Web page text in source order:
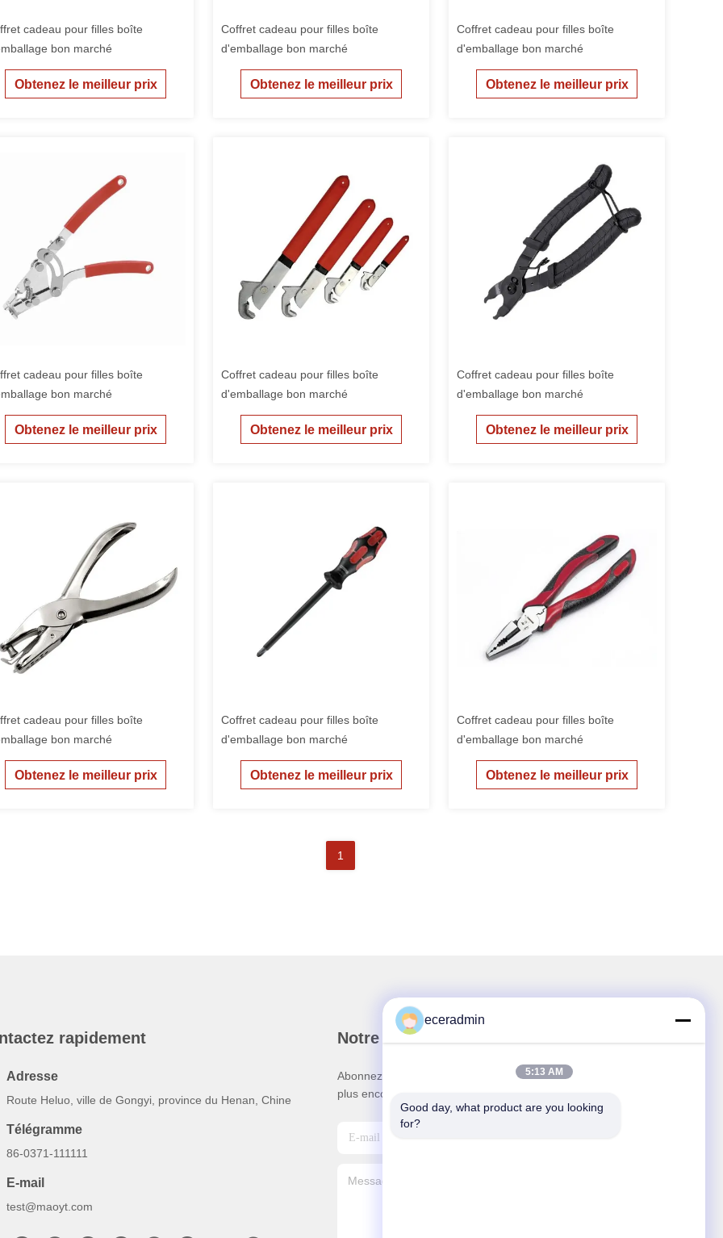
cadeau pour filles boîte
bon marché
Obtenez le meilleur prix
Coffret cadeau pour filles boîte
d'emballage bon marché
Obtenez le meilleur prix
Coffret cadeau pour filles boîte
d'emballage bon marché
Obtenez le meilleur prix
cadeau pour filles boîte
bon marché
Obtenez le meilleur prix
Coffret cadeau pour filles boîte
d'emballage bon marché
Obtenez le meilleur prix
Coffret cadeau pour filles boîte
d'emballage bon marché
Obtenez le meilleur prix
cadeau pour filles boîte
bon marché
Obtenez le meilleur prix
Coffret cadeau pour filles boîte
d'emballage bon marché
Obtenez le meilleur prix
Coffret cadeau pour filles boîte
d'emballage bon marché
Obtenez le meilleur prix
1
rapidement
Adresse
Route Heluo, ville de Gongyi, province du Henan, Chine
Télégramme
86-0371-111111
E-mail
test@maoyt.com
Notre newsletter
Abonnez-vous à notre newsletter pour des réductions et
plus encore.
eceradmin
5:13 AM
Good day, what product are you looking
for?